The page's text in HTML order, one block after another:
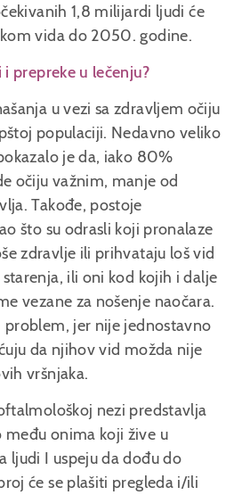
1,8 milijardi ljudi će
vida do 2050. godine.
prepreke u lečenju?
u vezi sa zdravljem očiju
populaciji. Nedavno veliko
je da, iako 80%
očiju važnim, manje od
Takođe, postoje
što su odrasli koji pronalaze
zdravlje ili prihvataju loš vid
ili oni kod kojih i dalje
vezane za nošenje naočara.
jer nije jednostavno
da njihov vid možda nije
vršnjaka.
nezi predstavlja
među onima koji žive u
ljudi I uspeju da dođu do
će se plašiti pregleda i/ili